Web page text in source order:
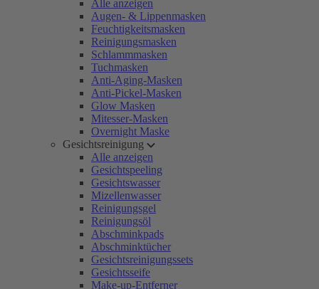
Alle anzeigen
Augen- & Lippenmasken
Feuchtigkeitsmasken
Reinigungsmasken
Schlammmasken
Tuchmasken
Anti-Aging-Masken
Anti-Pickel-Masken
Glow Masken
Mitesser-Masken
Overnight Maske
Gesichtsreinigung
Alle anzeigen
Gesichtspeeling
Gesichtswasser
Mizellenwasser
Reinigungsgel
Reinigungsöl
Abschminkpads
Abschminktücher
Gesichtsreinigungssets
Gesichtsseife
Make-up-Entferner